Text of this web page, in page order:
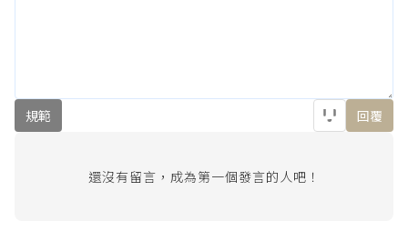
規範 回覆
還沒有留言，成為第一個發言的人吧！